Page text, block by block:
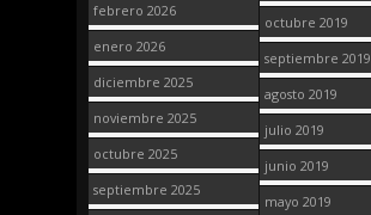
febrero 2026
enero 2026
diciembre 2025
noviembre 2025
octubre 2025
septiembre 2025
octubre 2019
septiembre 2019
agosto 2019
julio 2019
junio 2019
mayo 2019